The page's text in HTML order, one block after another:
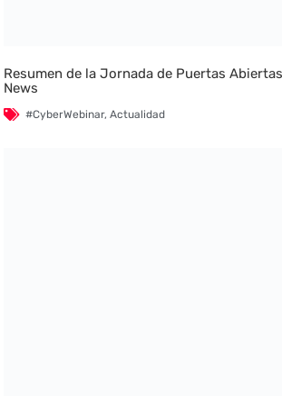
Resumen de la Jornada de Puertas
News
#CyberWebinar,Actualidad